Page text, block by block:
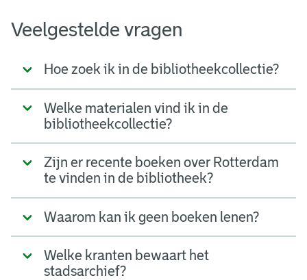
Veelgestelde vragen
Hoe zoek ik in de bibliotheekcollectie?
Welke materialen vind ik in de
bibliotheekcollectie?
Zijn er recente boeken over Rotterdam
te vinden in de bibliotheek?
Waarom kan ik geen boeken lenen?
Welke kranten bewaart het
stadsarchief?